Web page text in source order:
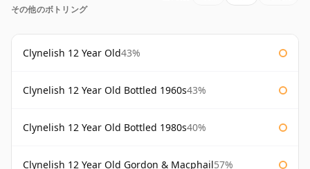
その他のボトリング
Clynelish 12 Year Old43%
Clynelish 12 Year Old Bottled 1960s43%
Clynelish 12 Year Old Bottled 1980s40%
Clynelish 12 Year Old Gordon & Macphail57%